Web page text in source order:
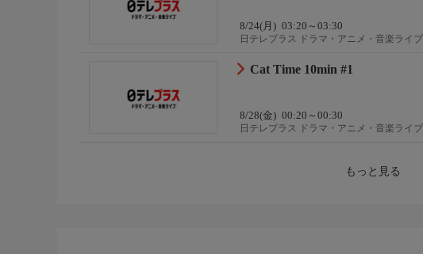
8/24(月) 03:20～03:30
日テレプラス ドラマ・アニメ・音楽ライブ
Cat Time 10min #1
8/28(金) 00:20～00:30
日テレプラス ドラマ・アニメ・音楽ライブ
もっと見る